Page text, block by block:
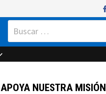
Buscar:
APOYA NUESTRA MISIÓN